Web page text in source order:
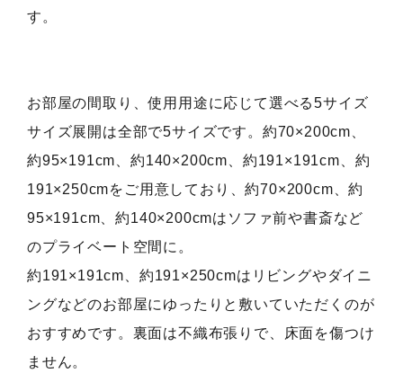
す。
お部屋の間取り、使用用途に応じて選べる5サイズ
サイズ展開は全部で5サイズです。約70×200cm、
約95×191cm、約140×200cm、約191×191cm、約
191×250cmをご用意しており、約70×200cm、約
95×191cm、約140×200cmはソファ前や書斎など
のプライベート空間に。
約191×191cm、約191×250cmはリビングやダイニ
ングなどのお部屋にゆったりと敷いていただくのが
おすすめです。裏面は不織布張りで、床面を傷つけ
ません。